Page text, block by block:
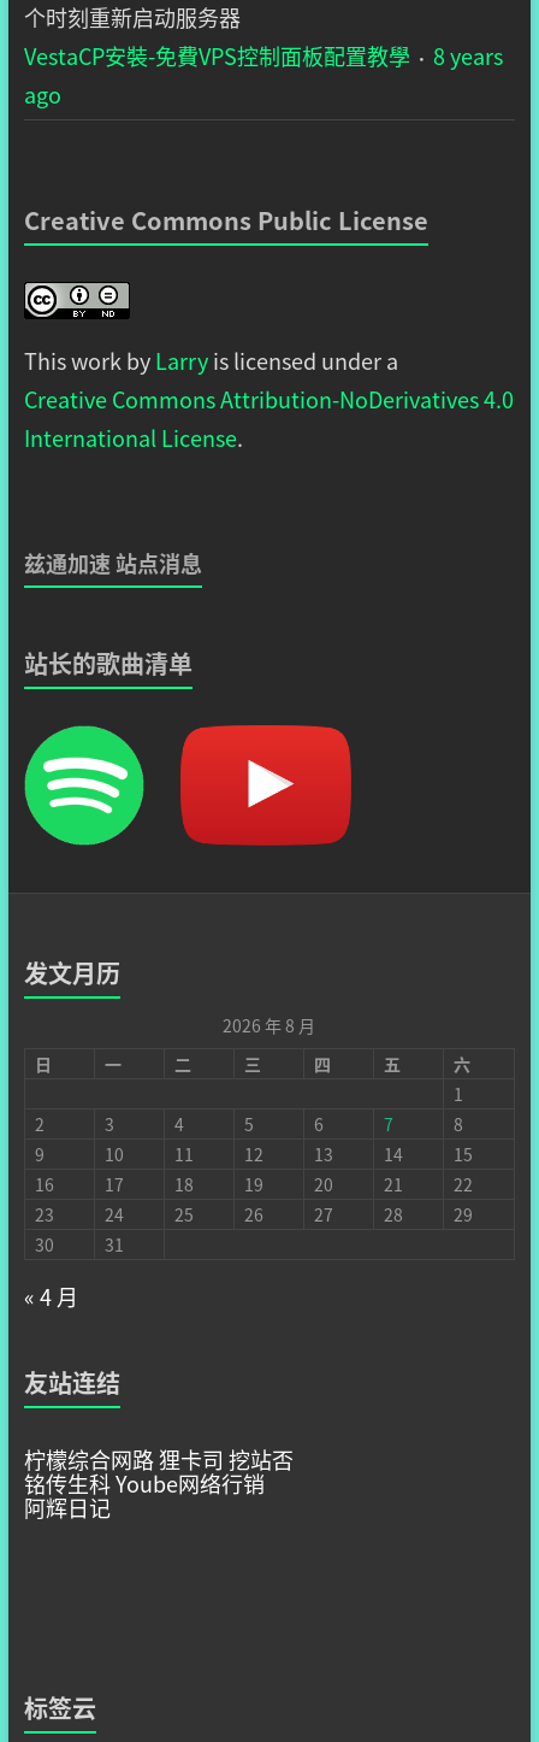
个时刻重新启动服务器
VestaCP安裝-免費VPS控制面板配置教學 · 8 years
ago
Creative Commons Public License
This work byLarryis licensed under a
Creative Commons Attribution-NoDerivatives 4.0
International License.
兹通加速 站点消息
站长的歌曲清单
发文月历
2026 年 8 月
日
一 二 三 四 五
六
1
2
3 4 5 6 7
8
9
10 11 12 13 14
15
16
17 18 19 20 21
22
23
24 25 26 27 28
29
30
31
« 4 月
友站连结
柠檬综合网路狸卡司 挖站否
铭传生科Yoube网络行销
阿辉日记
标签云